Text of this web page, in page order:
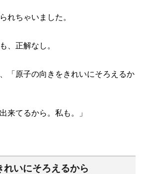
れちゃいました。
、正解なし。
「原子の向きをきれいにそろえるか
来てるから。私も。」
れいにそろえるから